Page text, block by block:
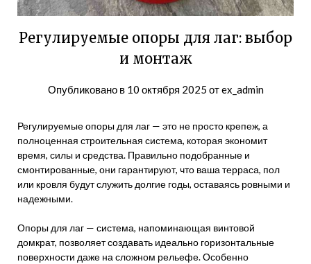
Регулируемые опоры для лаг: выбор
и монтаж
Опубликовано в 10 октября 2025 отex_admin
Регулируемые опоры для лаг — это не просто крепеж, а
полноценная строительная система, которая экономит
время, силы и средства. Правильно подобранные и
смонтированные, они гарантируют, что ваша терраса, пол
или кровля будут служить долгие годы, оставаясь ровными и
надежными.
Опоры для лаг — система, напоминающая винтовой
домкрат, позволяет создавать идеально горизонтальные
поверхности даже на сложном рельефе. Особенно